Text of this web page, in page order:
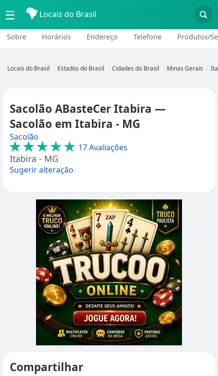
☰ Locais do Brasil
Sobre Horários Endereço Telefone Produtos/
Locais do Brasil Estados do Brasil Cidades do Brasil Minas Gerais
Sacolão ABasteCer Itabira —
Sacolão em Itabira - MG
Sacolão
★★★★★ 17 Avaliações
Itabira - MG
Sugerir alteração
Compartilhar